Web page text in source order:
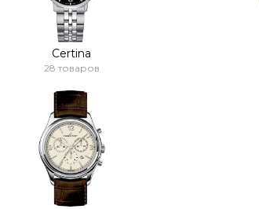
Certina
28 товаров